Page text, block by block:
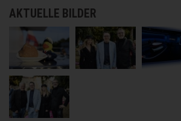
AKTUELLE BILDER